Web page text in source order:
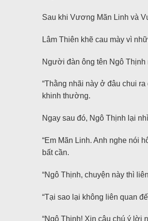
Sau khi Vương Mãn Linh và
Lâm Thiên khẽ cau mày vì
Người đàn ông tên Ngô
“Thằng nhãi này ở đâu chui
khinh thường.
Ngay sau đó, Ngô Thịnh lại
“Em Mãn Linh. Anh nghe nói
bất cần.
“Ngô Thịnh, chuyện này thì
“Tại sao lại không liên quan
“Ngô Thịnh! Xin cậu chú ý lời